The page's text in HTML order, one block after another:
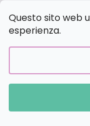
Questo sito web
esperienza.
Creato
Copyright